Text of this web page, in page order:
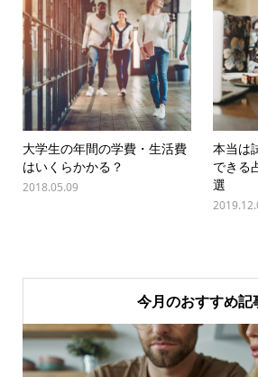
大学生の年間の学費・生活費
はいくらかかる？
2018.05.09
本当は
できる
選
今月のおすすめ記